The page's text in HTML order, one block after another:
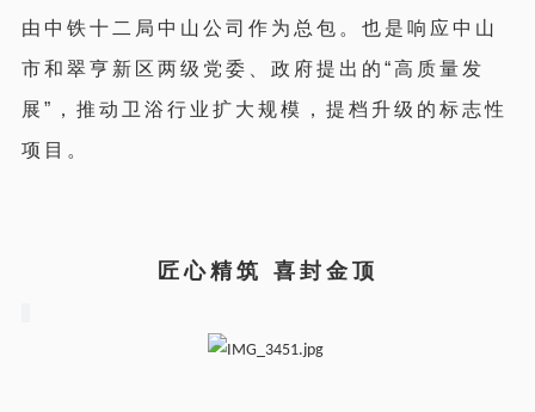
由中铁十二局中山公司作为总包。也是响应中山
市和翠亨新区两级党委、政府提出的“高质量发
展”，推动卫浴行业扩大规模，提档升级的标志性
项目。
匠心精筑 喜封金顶